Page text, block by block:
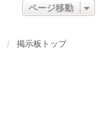
ページ移動
掲示板トップ